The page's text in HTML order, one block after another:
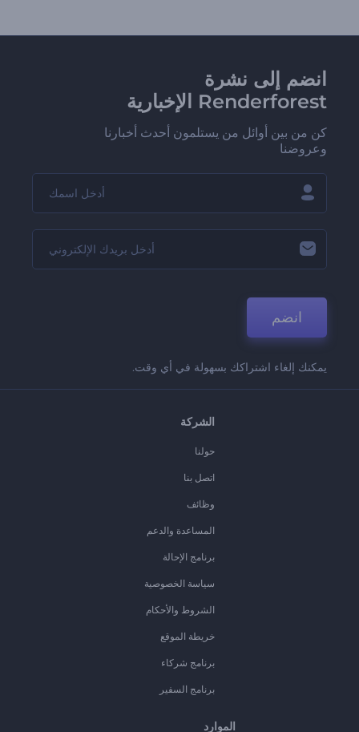
انضم إلى نشرة
Renderforest الإخبارية
كن من بين أوائل من يستلمون أحدث أخبارنا
وعروضنا
انضم
يمكنك إلغاء اشتراكك بسهولة في أي وقت.
الشركة
حولنا
اتصل بنا
وظائف
المساعدة والدعم
برنامج الإحالة
سياسة الخصوصية
الشروط والأحكام
خريطة الموقع
برنامج شركاء
برنامج السفير
الموارد